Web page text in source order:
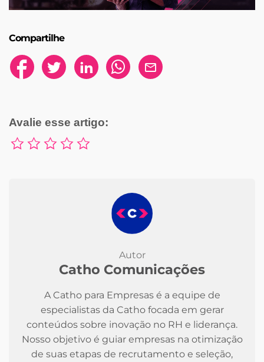
Compartilhe
Avalie esse artigo:
Autor
Catho Comunicações
A Catho para Empresas é a equipe de
especialistas da Catho focada em gerar
conteúdos sobre inovação no RH e liderança.
Nosso objetivo é guiar empresas na otimização
de suas etapas de recrutamento e seleção,